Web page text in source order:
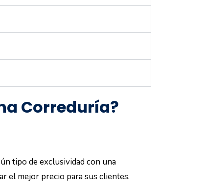
Correduría?
tipo de exclusividad con una
el mejor precio para sus clientes.